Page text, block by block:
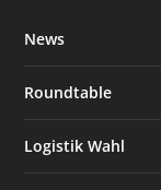
News
Roundtable
Logistik Wahl